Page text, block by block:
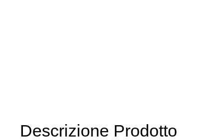
Descrizione Prodotto